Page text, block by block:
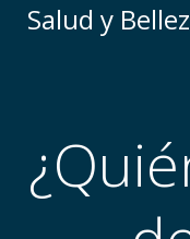
Salud y